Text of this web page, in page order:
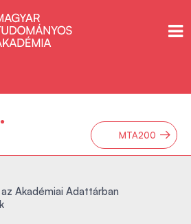
MTA200 →
Akadémiai Adattárban